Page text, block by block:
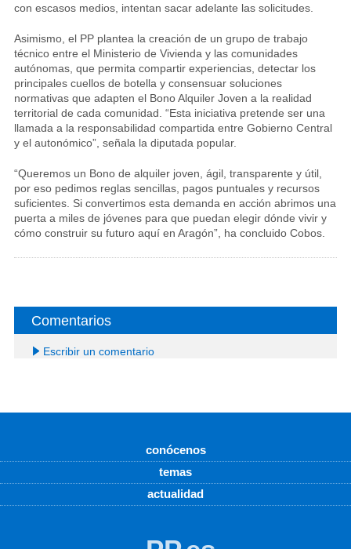
con escasos medios, intentan sacar adelante las solicitudes.
Asimismo, el PP plantea la creación de un grupo de trabajo
técnico entre el Ministerio de Vivienda y las comunidades
autónomas, que permita compartir experiencias, detectar los
principales cuellos de botella y consensuar soluciones
normativas que adapten el Bono Alquiler Joven a la realidad
territorial de cada comunidad. “Esta iniciativa pretende ser una
llamada a la responsabilidad compartida entre Gobierno Central
y el autonómico”, señala la diputada popular.
“Queremos un Bono de alquiler joven, ágil, transparente y útil,
por eso pedimos reglas sencillas, pagos puntuales y recursos
suficientes. Si convertimos esta demanda en acción abrimos una
puerta a miles de jóvenes para que puedan elegir dónde vivir y
cómo construir su futuro aquí en Aragón”, ha concluido Cobos.
Comentarios
Escribir un comentario
conócenos
temas
actualidad